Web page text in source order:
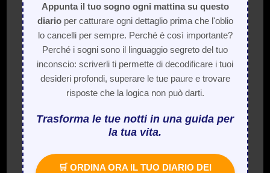
Appunta il tuo sogno ogni mattina su questo
diarioper catturare ogni dettaglio prima che l'oblio
lo cancelli per sempre. Perché è così importante?
Perché i sogni sono il linguaggio segreto del tuo
inconscio: scriverli ti permette di decodificare i tuoi
desideri profondi, superare le tue paure e trovare
risposte che la logica non può darti.
Trasforma le tue notti in una guida per
la tua vita.
🛒 ORDINA ORA IL TUO DIARIO DEI